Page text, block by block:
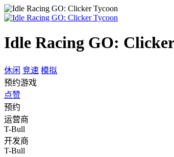
Idle Racing GO:
休闲 竞速 模拟
预约游戏
点赞
预约
运营商
T-Bull
开发商
T-Bull